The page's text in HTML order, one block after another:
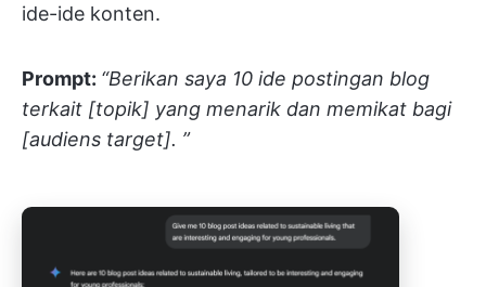
ide-ide konten.
Prompt: “Berikan saya 10 ide postingan blog
terkait [topik] yang menarik dan memikat bagi
[audiens target]. ”